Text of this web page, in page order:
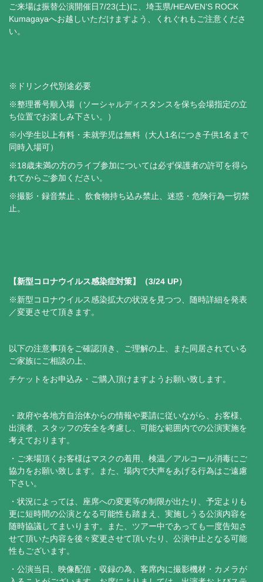
ご来場は振替公演開催日7/23(土)に、埼玉県/HEAVEN’S ROCK
Kumagayaへお越しいただけますよう、くれぐれもご注意くださ
い。
※ドリンク代別途必要
※整理番号順入場（ソーシャルディスタンスを保ち会場指定の立
ち位置でお楽しみ下さい。）
※小学生以上有料・未就学児は無料（大人1名につき子供1名まで
同時入場可）
※18歳未満の方のライブ参加については必ず保護者の許可を得ら
れてからご参加ください。
※撮影・録音禁止 、飲食物持ち込み禁止、迷惑・危険行為一切禁
止。
【新型コロナウイルス感染症対策】（3/24 UP）
※新型コロナウイルス感染拡大の状況を見つつ、随時詳細を発表
／変更させて頂きます。
以下の注意事項をご確認頂き、ご理解の上、また同居されている
ご家族にご相談の上、
チケットをお申込み・ご購入頂けますようお願い致します。
・政府や各地方自治体からの情報や要請に従いながら、お客様、
出演者、スタッフの安全を考慮し、可能な範囲内での公演実施を
考えております。
・ご来場頂くお客様はマスクの着用、検温／アルコール消毒にご
協力をお願い致します。また、場内で大声をあげる行為はご遠慮
下さい。
・状況によっては、座席への変更等の制限が出たり、予定よりも
更に短時間の公演となる可能性も踏まえ、実施しうる公演内容を
随時協議してまいります。また、ツアー中であっても一度告知さ
せて頂いた内容を後々変更させて頂いたり、公演中止となる可能
性もございます。
・公演当日、映像配信・収録の為、客席内に撮影機材・カメラが